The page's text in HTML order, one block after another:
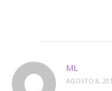
ML
AGOSTO 8,